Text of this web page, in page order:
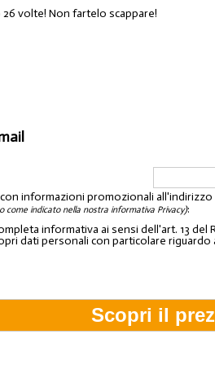
volte! Non fartelo scappare!
informazioni promozionali
come indicato nella nostra informativa Privacy):
informativa ai sensi dell'art. 13 del
dati personali con particolare